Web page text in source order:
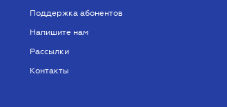
Поддержка абонентов
Напишите нам
Рассылки
Контакты